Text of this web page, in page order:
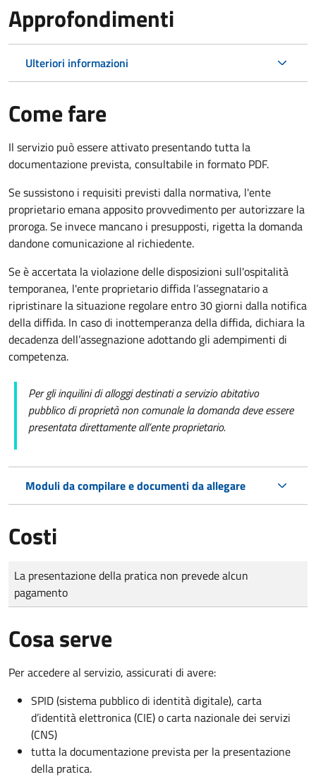
Approfondimenti
Ulteriori informazioni
Come fare
Il servizio può essere attivato presentando tutta la
documentazione prevista, consultabile in formato PDF.
Se sussistono i requisiti previsti dalla normativa, l'ente
proprietario emana apposito provvedimento per autorizzare la
proroga. Se invece mancano i presupposti, rigetta la domanda
dandone comunicazione al richiedente.
Se è accertata la violazione delle disposizioni sull'ospitalità
temporanea, l'ente proprietario diffida l’assegnatario a
ripristinare la situazione regolare entro 30 giorni dalla notifica
della diffida. In caso di inottemperanza della diffida, dichiara la
decadenza dell’assegnazione adottando gli adempimenti di
competenza.
Per gli inquilini di alloggi destinati a servizio abitativo
pubblico di proprietà non comunale la domanda deve essere
presentata direttamente all’ente proprietario.
Moduli da compilare e documenti da allegare
Costi
Tipo di pagamento
Importo
La presentazione della pratica non prevede alcun
pagamento
Cosa serve
Per accedere al servizio, assicurati di avere:
SPID (sistema pubblico di identità digitale), carta
d’identità elettronica (CIE) o carta nazionale dei servizi
(CNS)
tutta la documentazione prevista per la presentazione
della pratica.